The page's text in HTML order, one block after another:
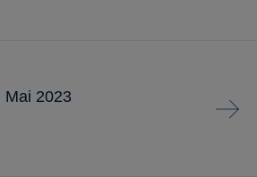
Mai 2023